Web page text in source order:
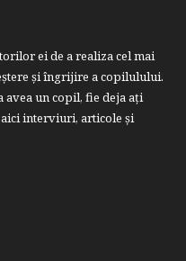
ei de a realiza cel mai
şi îngrijire a copilulului.
avea un copil, fie deja aţi
interviuri, articole şi